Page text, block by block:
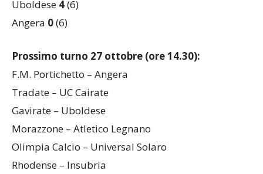
Insubria Calcio
Uboldese4(6)
Prossimo turno 27 ottobre (ore 14.30):
F.M. Portichetto – Angera
Tradate – UC Cairate
Gavirate – Uboldese
Morazzone – Atletico Legnano
Olimpia Calcio – Universal Solaro